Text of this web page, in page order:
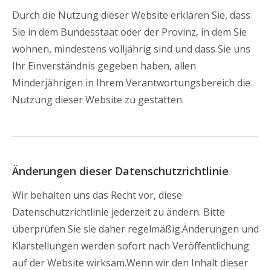
Durch die Nutzung dieser Website erklären Sie, dass
Sie in dem Bundesstaat oder der Provinz, in dem Sie
wohnen, mindestens volljährig sind und dass Sie uns
Ihr Einverständnis gegeben haben, allen
Minderjährigen in Ihrem Verantwortungsbereich die
Nutzung dieser Website zu gestatten.
Änderungen dieser Datenschutzrichtlinie
Wir behalten uns das Recht vor, diese
Datenschutzrichtlinie jederzeit zu ändern. Bitte
überprüfen Sie sie daher regelmäßig.Änderungen und
Klarstellungen werden sofort nach Veröffentlichung
auf der Website wirksam.Wenn wir den Inhalt dieser